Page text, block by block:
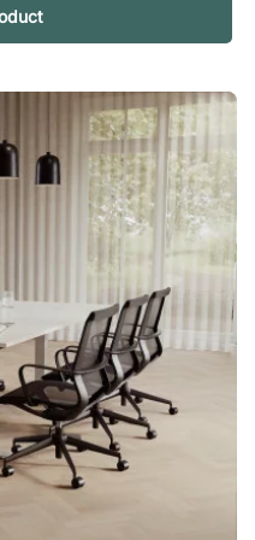
constructie en
als het onderstel
Stijlvolle
De Ergo 006C is
licht gevoerde zitting,
eenvoudig te reinigen
met wielen voor
de hele
Modul Tafelblad van
cm hebben gedeelde
gepoedercoat metaal. 280
voor verhoogde
Kuip van duurzaam
Gevoerde zitting
en wit vijfsteronderstel.
loopvlakken.Creëer een
met Modul en Ergo